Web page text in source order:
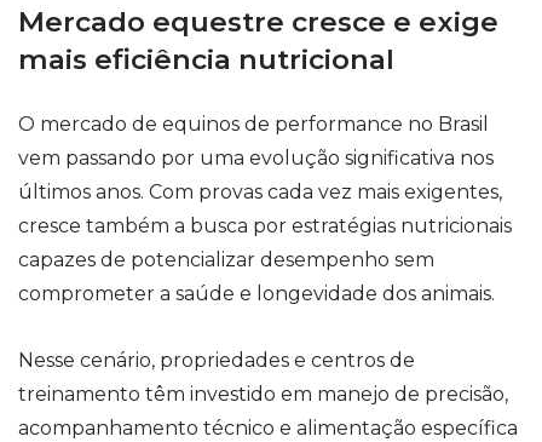
Mercado equestre cresce e exige
mais eficiência nutricional
O mercado de equinos de performance no Brasil
vem passando por uma evolução significativa nos
últimos anos. Com provas cada vez mais exigentes,
cresce também a busca por estratégias nutricionais
capazes de potencializar desempenho sem
comprometer a saúde e longevidade dos animais.
Nesse cenário, propriedades e centros de
treinamento têm investido em manejo de precisão,
acompanhamento técnico e alimentação específica